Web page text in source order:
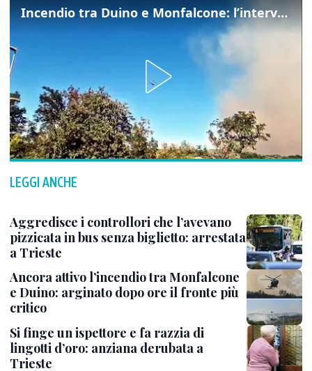
Incendio tra Duino e Monfalcone: l’intervento dei vigili del fuoco
LEGGI ANCHE
Aggredisce i controllori che l’avevano
pizzicata in bus senza biglietto: arrestata
a Trieste
Ancora attivo l’incendio tra Monfalcone
e Duino: arginato dopo ore il fronte più
critico
Si finge un ispettore e fa razzia di
lingotti d’oro: anziana derubata a
Trieste